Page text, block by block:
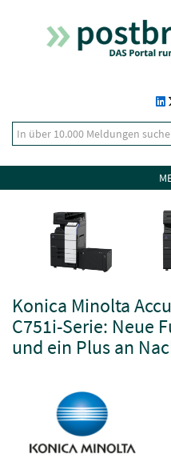
Konica Minolta
C751i-Serie: Neue
und ein Plus an